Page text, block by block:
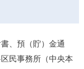
、預（貯）金通
民事務所（中央本